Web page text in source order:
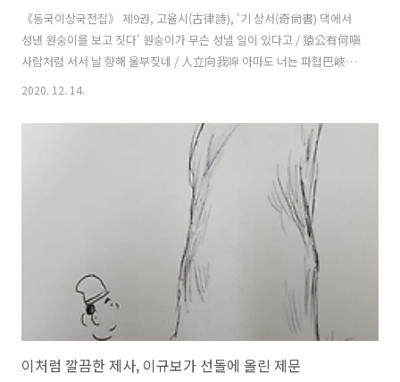
《동국이상국전집》 제9권, 고율시(古律詩), '기 상서(奇尙書) 댁에서
성낸 원숭이를 보고 짓다' 원숭이가 무슨 성낼 일이 있다고 / 猿公有何嗔
사람처럼 서서 날 향해 울부짖네 / 人立向我嘷 아마도 너는 파협巴峽의
달빛 생각하여 / 爾思巴峽月 높직한 주문朱門에 얽매임 싫어하리 / 厭
진紅塵의 시달림을 받노라 / 浪受紅塵勞 나와 너는 같은 병을 앓는데 /
我與爾同病 어찌하여 넌 사납게 부르짖느냐 / 胡爲厲聲咆 *** 국립중
앙박물관 강민경 선생 글과 그림이다.
2020. 12. 14.
이처럼 깔끔한 제사, 이규보가 선돌에 올린 제문